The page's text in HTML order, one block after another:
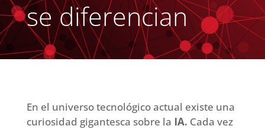
se diferencian
En el universo tecnológico actual existe una
curiosidad gigantesca sobre la IA. Cada vez